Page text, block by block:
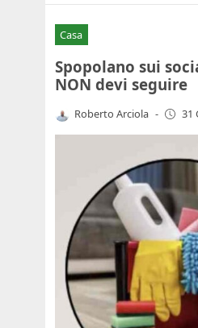
Casa
Spopolano sui
NON devi seguire
Roberto Arciola - 31